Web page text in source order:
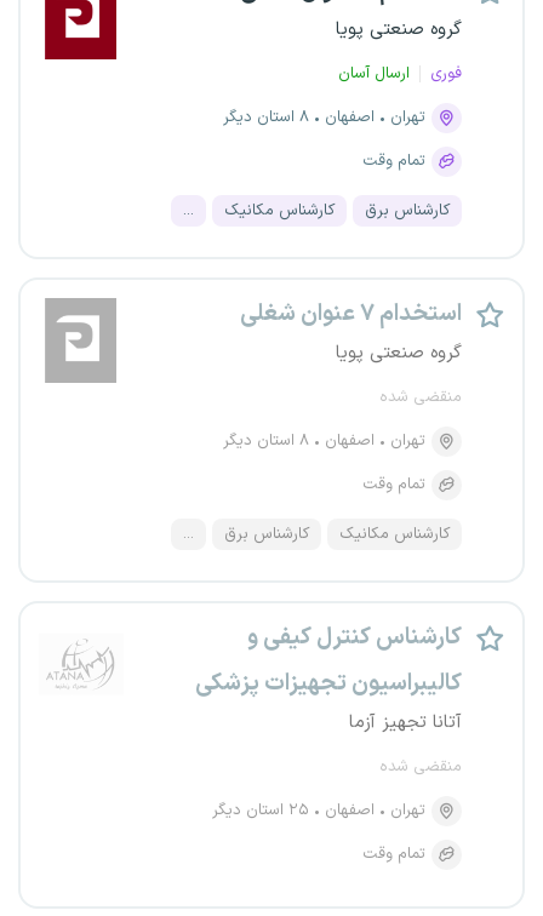
گروه صنعتی پویا
فوری
ارسال آسان
تهران
اصفهان
۸ استان دیگر
تمام وقت
کارشناس برق کارشناس مکانیک ...
استخدام ۷ عنوان شغلی
گروه صنعتی پویا
منقضی شده
تهران
اصفهان
۸ استان دیگر
تمام وقت
کارشناس مکانیک کارشناس برق ...
کارشناس کنترل کیفی و
کالیبراسیون تجهیزات پزشکی
آتانا تجهیز آزما
منقضی شده
تهران
اصفهان
۲۵ استان دیگر
تمام وقت